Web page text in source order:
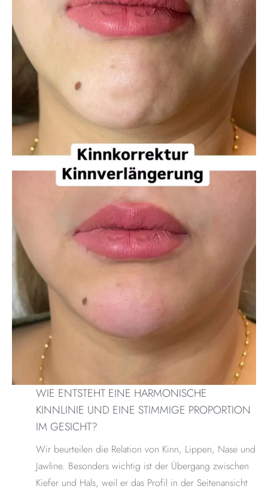
WIE ENTSTEHT EINE HARMONISCHE
KINNLINIE UND EINE STIMMIGE PROPORTION
IM GESICHT?
Wir beurteilen die Relation von Kinn, Lippen, Nase und
Jawline. Besonders wichtig ist der Übergang zwischen
Kiefer und Hals, weil er das Profil in der Seitenansicht